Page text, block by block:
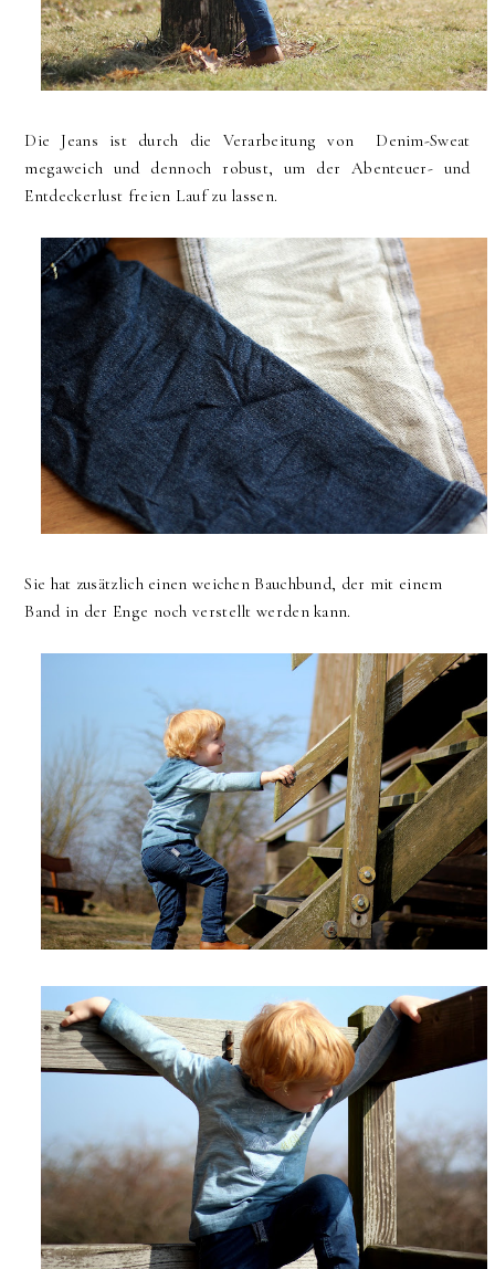
Die Jeans ist durch die Verarbeitung von Denim-Sweat
megaweich und dennoch robust, um der Abenteuer- und
Entdeckerlust freien Lauf zu lassen.
Sie hat zusätzlich einen weichen Bauchbund, der mit einem
Band in der Enge noch verstellt werden kann.